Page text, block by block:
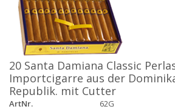
20 Santa Damiana Classic
Importcigarre aus der
Republik. mit Cutter
ArtNr.
62G